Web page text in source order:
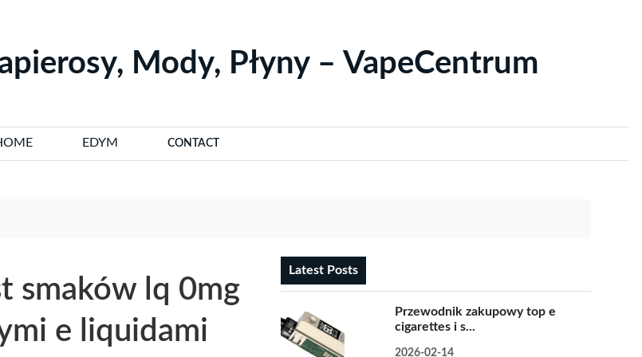
Mody, Płyny – VapeCentrum
EDYM CONTACT
smaków lq 0mg
e liquidami
Latest Posts
Przewodnik zakupowy top e
cigarettes i s...
2026-02-14